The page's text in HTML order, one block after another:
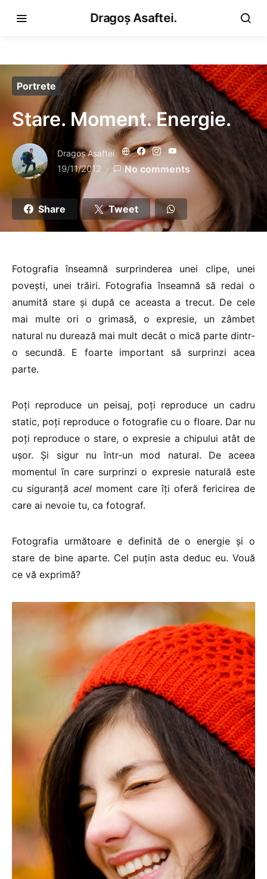
Dragoș Asaftei.
Portrete
Stare. Moment. Energie.
Dragoş Asaftei
19/11/2012 No comments
Share Tweet
Fotografia înseamnă surprinderea unei clipe, unei
povești, unei trăiri. Fotografia înseamnă să redai o
anumită stare și după ce aceasta a trecut. De cele
mai multe ori o grimasă, o expresie, un zâmbet
natural nu durează mai mult decât o mică parte dintr-
o secundă. E foarte important să surprinzi acea
parte.
Poți reproduce un peisaj, poți reproduce un cadru
static, poți reproduce o fotografie cu o floare. Dar nu
poți reproduce o stare, o expresie a chipului atât de
ușor. Și sigur nu într-un mod natural. De aceea
momentul în care surprinzi o expresie naturală este
cu siguranță acel moment care îți oferă fericirea de
care ai nevoie tu, ca fotograf.
Fotografia următoare e definită de o energie și o
stare de bine aparte. Cel puțin asta deduc eu. Vouă
ce vă exprimă?